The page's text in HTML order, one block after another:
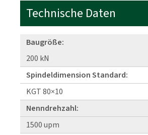
Technische Daten
Baugröße:
200 kN
Spindeldimension Standard:
KGT 80×10
Nenndrehzahl:
1500 upm